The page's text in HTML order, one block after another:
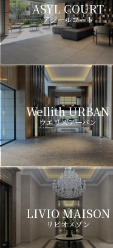
ASYL COURT
アジールコート
Wellith URBAN
ウエリスアーバン
LIVIO MAISON
リビオメゾン